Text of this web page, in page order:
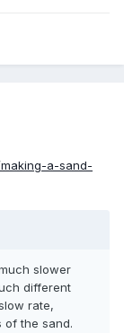
a-sand-
slower
different
rate,
of the sand.